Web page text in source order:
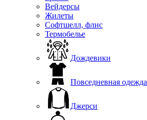
Вейдерсы
Жилеты
Софтшелл, флис
Термобелье
Дождевики
Повседневная одежда
Джерси